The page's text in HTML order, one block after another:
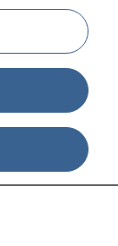
Visa
Visa
Visa